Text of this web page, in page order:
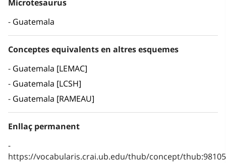
Microtesaurus
Guatemala
Conceptes equivalents en altres esquemes
Guatemala [LEMAC]
Guatemala [LCSH]
Guatemala [RAMEAU]
Enllaç permanent
https://vocabularis.crai.ub.edu/thub/concept/